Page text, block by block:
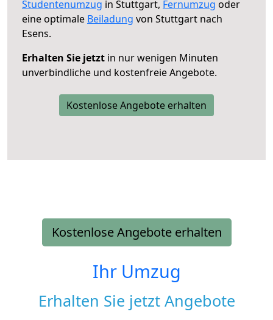
Studentenumzug in Stuttgart, Fernumzug oder
eine optimale Beiladung von Stuttgart nach
Esens.
Erhalten Sie jetzt in nur wenigen Minuten
unverbindliche und kostenfreie Angebote.
Kostenlose Angebote erhalten
Kostenlose Angebote erhalten
Ihr Umzug
Erhalten Sie jetzt Angebote